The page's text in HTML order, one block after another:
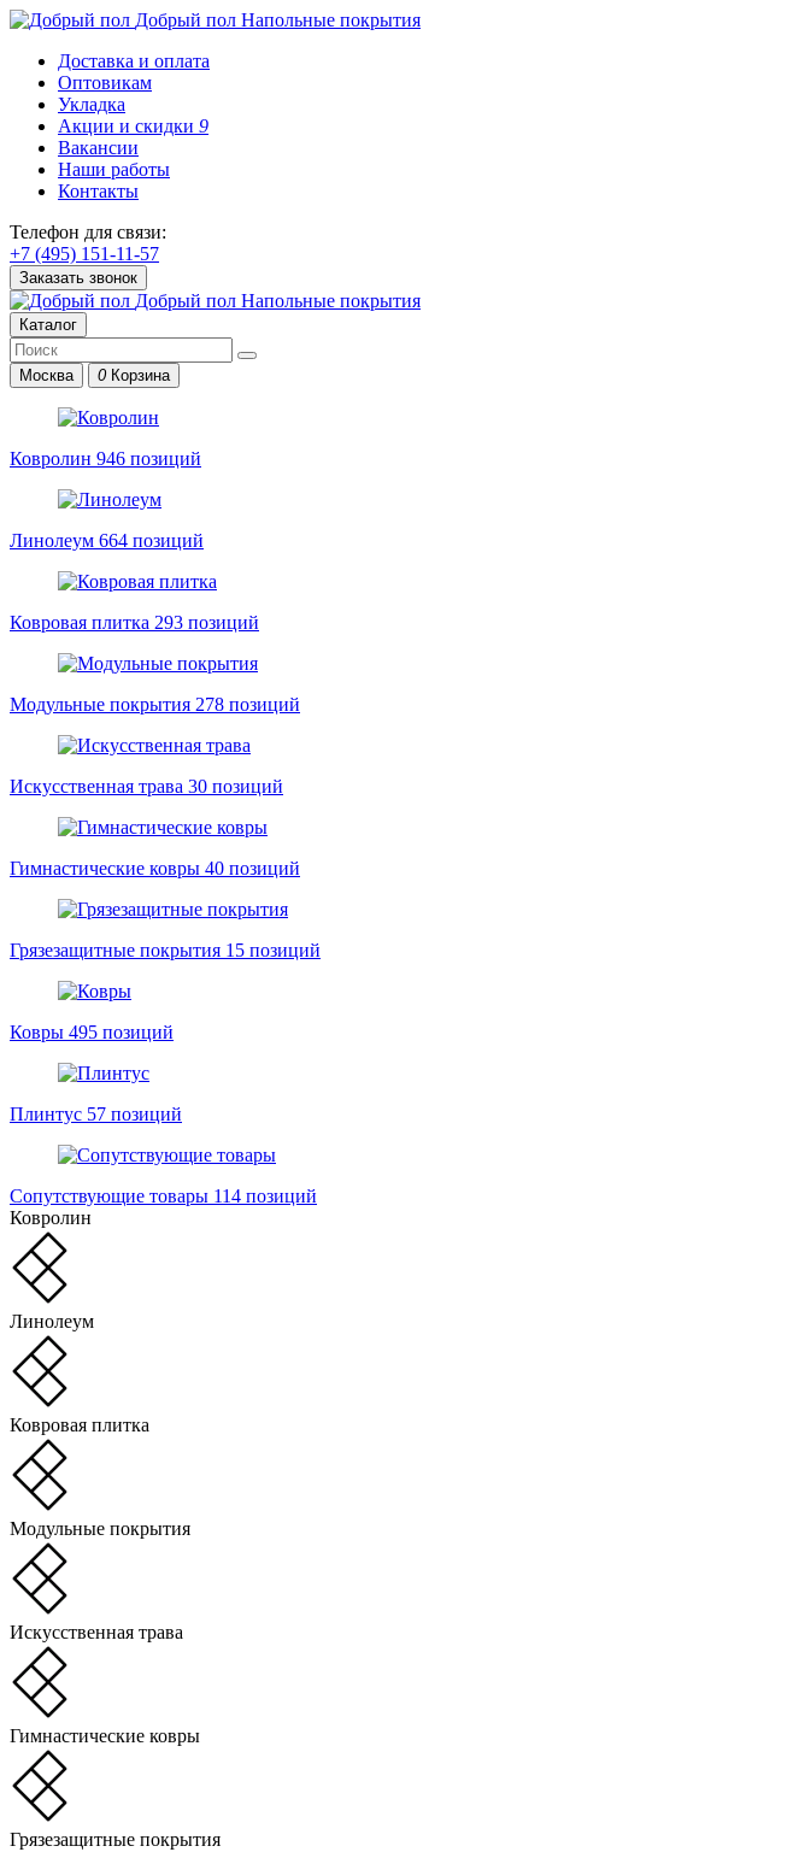
Добрый пол Напольные покрытия
Доставка и оплата
Оптовикам
Укладка
Акции и скидки 9
Вакансии
Наши работы
Контакты
Телефон для связи:
+7 (495) 151-11-57
Заказать звонок
Добрый пол Напольные покрытия
Каталог
Москва 0 Корзина
Ковролин 946 позиций
Линолеум 664 позиций
Ковровая плитка 293 позиций
Модульные покрытия 278 позиций
Искусственная трава 30 позиций
Гимнастические ковры 40 позиций
Грязезащитные покрытия 15 позиций
Ковры 495 позиций
Плинтус 57 позиций
Сопутствующие товары 114 позиций
Ковролин
Линолеум
Ковровая плитка
Модульные покрытия
Искусственная трава
Гимнастические ковры
Грязезащитные покрытия